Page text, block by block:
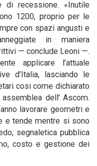
recessione. «Inutile
1200, proprio per le
con spazi angusti e
in maniera
— conclude Leoni —.
applicare l’attuale
d’Italia, lasciando le
cosi come dichiarato
dell’ Ascom.
lavorare geometri e
e tende mentre si sono
segnaletica pubblica
costo e gestione dei